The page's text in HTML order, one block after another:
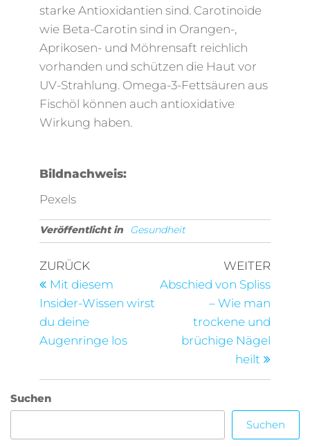
starke Antioxidantien sind. Carotinoide
wie Beta-Carotin sind in Orangen-,
Aprikosen- und Möhrensaft reichlich
vorhanden und schützen die Haut vor
UV-Strahlung. Omega-3-Fettsäuren aus
Fischöl können auch antioxidative
Wirkung haben.
Bildnachweis:
Pexels
Veröffentlicht in Gesundheit
Beitragsnavigation
Vorheriger
Beitrag
ZURÜCK
Mit diesem
Insider-Wissen wirst
du deine
Augenringe los
WEITER
Abschied von Spliss
– Wie man
trockene und
brüchige Nägel
heilt
Suchen
Suchen